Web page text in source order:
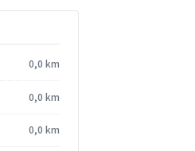
0,0 km
0,0 km
0,0 km